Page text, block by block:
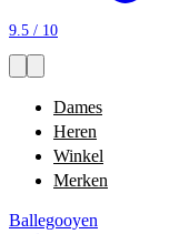
9.5 / 10
Dames
Heren
Winkel
Merken
Ballegooyen